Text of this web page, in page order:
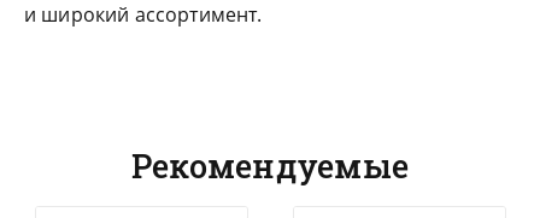
и широкий ассортимент.
Рекомендуемые